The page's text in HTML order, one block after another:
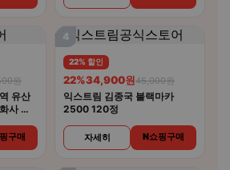
원
유산
사 유
구매
4
22% 할인
22%34,900원45,000원
익스트림 김종국 블랙마카
2500 120정
자세히 N쇼핑구매